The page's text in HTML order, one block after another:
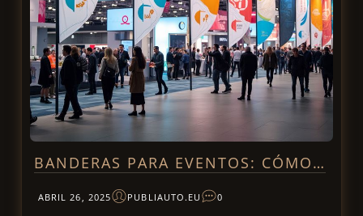
BANDERAS PARA EVENTOS: CÓMO…
ABRIL 26, 2025 PUBLIAUTO.EU 0